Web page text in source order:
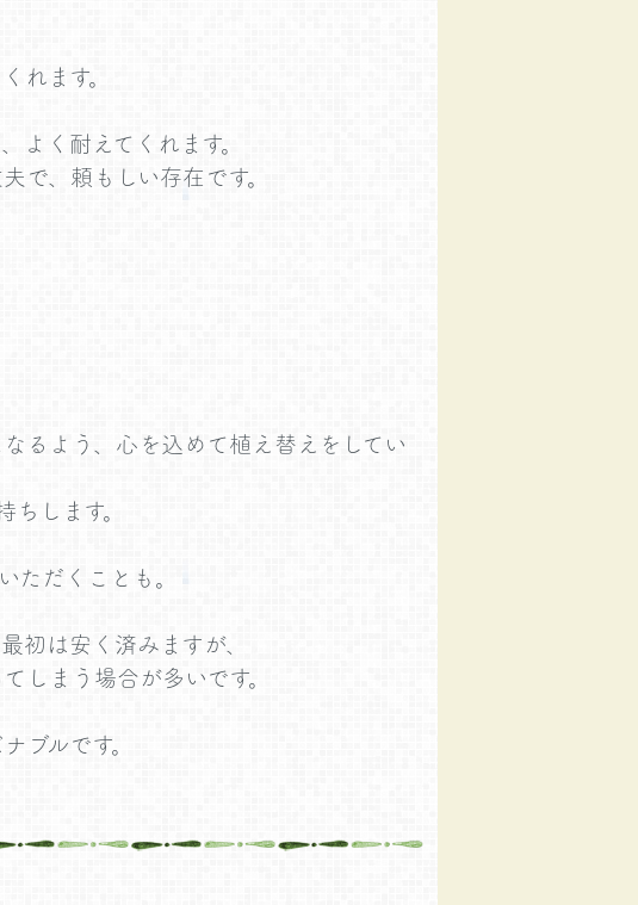
れます。
く耐えてくれます。
、頼もしい存在です。
るよう、心を込めて植え替えをしてい
します。
だくことも。
初は安く済みますが、
しまう場合が多いです。
ブルです。